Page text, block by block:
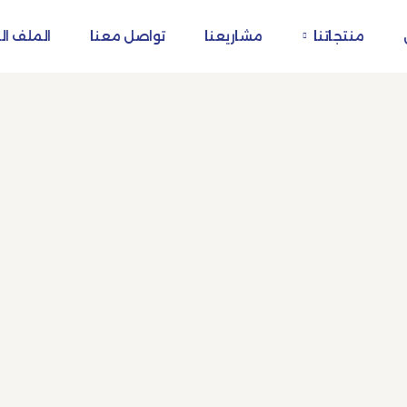
منتجاتنا مشاريعنا تواصل معنا الملف